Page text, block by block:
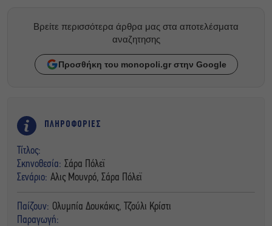
Βρείτε περισσότερα άρθρα μας στα αποτελέσματα
αναζητησης
Προσθήκη του monopoli.gr στην Google
ΠΛΗΡΟΦΟΡΙΕΣ
Τίτλος:
Σκηνοθεσία: Σάρα Πόλεϊ
Σενάριο: Αλις Μουνρό, Σάρα Πόλεϊ
Παίζουν: Ολυμπία Δουκάκις, Τζούλι Κρίστι
Παραγωγή: